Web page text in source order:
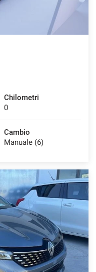
Chilometri
0
Cambio
Manuale (6)